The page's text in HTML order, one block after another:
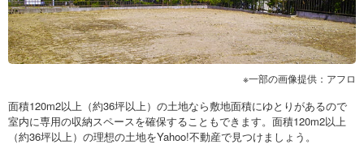
一部の画像提供：アフロ
面積120m2以上（約36坪以上）の土地なら敷地面積にゆとりがあるので
室内に専用の収納スペースを確保することもできます。面積120m2以上
（約36坪以上）の理想の土地をYahoo!不動産で見つけましょう。